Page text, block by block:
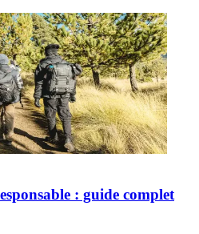
: guide complet